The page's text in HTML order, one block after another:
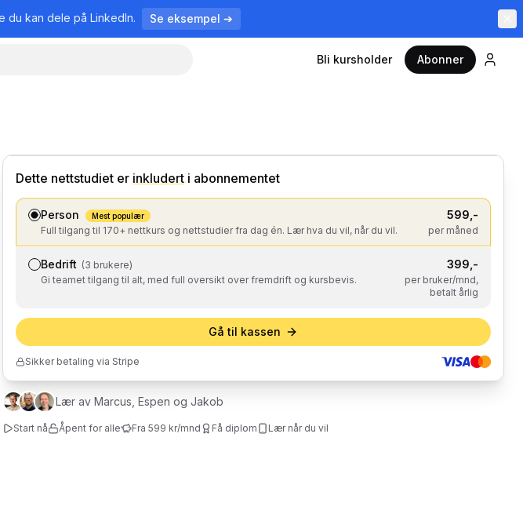
du kan dele på LinkedIn. Se eksempel ➔
Bli kursholder Abonner
Dette nettstudiet er inkludert i abonnementet
Person Mest populær
Full tilgang til 170+ nettkurs og nettstudier fra dag én. Lær hva du vil, når du vil.
599 ,-
per måned
Bedrift (3 brukere)
Gi teamet tilgang til alt, med full oversikt over fremdrift og kursbevis.
399 ,-
per bruker/mnd,
betalt årlig
Gå til kassen
Sikker betaling via Stripe
Lær av Marcus, Espen og Jakob
Start nå Åpent for alle Fra 599 kr/mnd Få diplom Lær når du vil